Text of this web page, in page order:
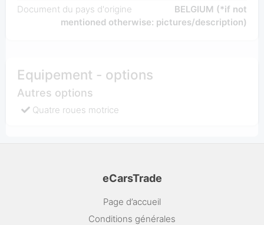
Document du pays d'origine
BELGIUM (*if not
mentioned otherwise: pictures/description)
Equipement - options
Autres options
Quatre roues motrice
eCarsTrade
Page d’accueil
Conditions générales